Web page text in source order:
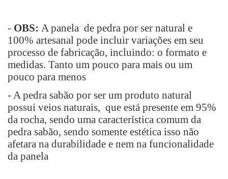
- OBS: A panela de pedra por ser natural e
100% artesanal pode incluir variações em seu
processo de fabricação, incluindo: o formato e
medidas. Tanto um pouco para mais ou um
pouco para menos
- A pedra sabão por ser um produto natural
possui veios naturais, que está presente em 95%
da rocha, sendo uma característica comum da
pedra sabão, sendo somente estética isso não
afetara na durabilidade e nem na funcionalidade
da panela